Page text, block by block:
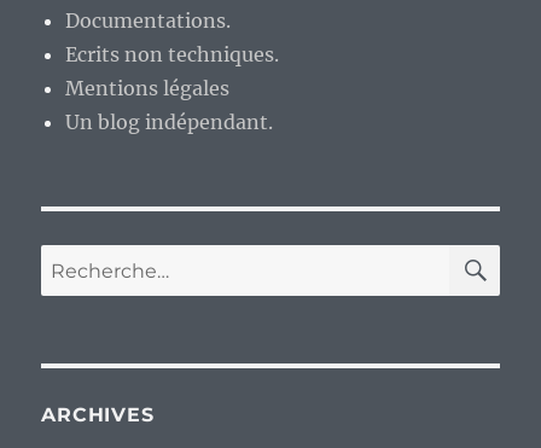
Documentations.
Ecrits non techniques.
Mentions légales
Un blog indépendant.
Recherche
pour :
ARCHIVES